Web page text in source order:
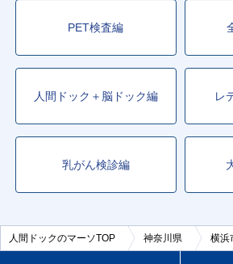
PET検査編
人間ドック＋脳ドック編 レ
乳がん検診編
人間ドックのマーソTOP 神奈川県 横浜